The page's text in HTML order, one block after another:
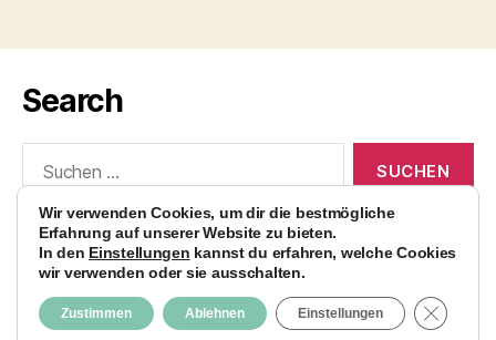
Search
nach:
© 2026AvocadoBanane Foodblog
Impressum
Wir verwenden Cookies, um dir die bestmögliche
Erfahrung auf unserer Website zu bieten.
In den Einstellungen kannst du erfahren, welche Cookies
wir verwenden oder sie ausschalten.
Zustimmen Ablehnen Einstellungen GDPR